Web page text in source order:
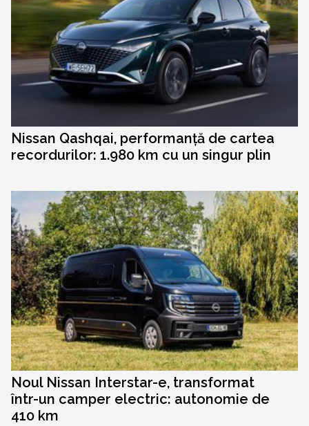
Nissan Qashqai, performanță de cartea
recordurilor: 1.980 km cu un singur plin
Noul Nissan Interstar-e, transformat
într-un camper electric: autonomie de
410 km